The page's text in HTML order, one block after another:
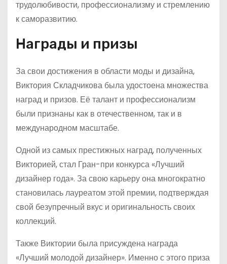
трудолюбивости, профессионализму и стремлению
к саморазвитию.
Награды и призы
За свои достижения в области моды и дизайна,
Виктория Складчикова была удостоена множества
наград и призов. Её талант и профессионализм
были признаны как в отечественном, так и в
международном масштабе.
Одной из самых престижных наград, полученных
Викторией, стал Гран-при конкурса «Лучший
дизайнер года». За свою карьеру она многократно
становилась лауреатом этой премии, подтверждая
свой безупречный вкус и оригинальность своих
коллекций.
Также Виктории была присуждена награда
«Лучший молодой дизайнер». Именно с этого приза